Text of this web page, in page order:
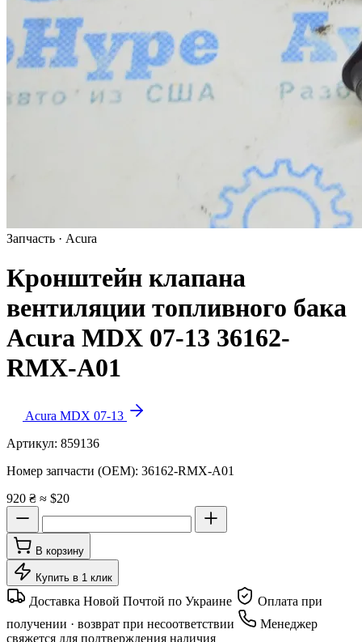
Запчасть · Acura
Кронштейн клапана
вентиляции топливного бака
Acura MDX 07-13 36162-
RMX-A01
Acura MDX 07-13
Артикул: 859136
Номер запчасти (OEM): 36162-RMX-A01
920 ₴ ≈ $20
В корзину
Купить в 1 клик
Доставка Новой Почтой по Украине
Оплата при
получении · возврат при несоответствии
Менеджер
свяжется для подтверждения наличия